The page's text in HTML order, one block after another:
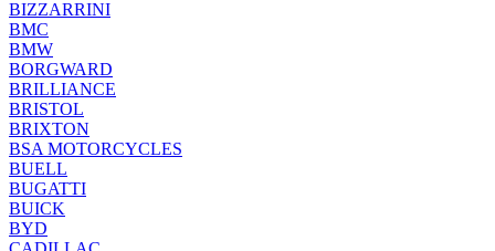
BIZZARRINI
BMC
BMW
BORGWARD
BRILLIANCE
BRISTOL
BRIXTON
BSA MOTORCYCLES
BUELL
BUGATTI
BUICK
BYD